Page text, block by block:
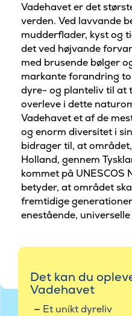
Vadehavet er det
verden. Ved lavvande
mudderflader, kyst og
det ved højvande
med brusende bølger
markante forandring
dyre- og planteliv til at
overleve i dette
Vadehavet et af de
og enorm diversitet i
bidrager til, at
Holland, gennem
kommet på UNESCOS
betyder, at området
fremtidige
enestående,
Det kan du
Vadehavet
Et unikt dyreliv